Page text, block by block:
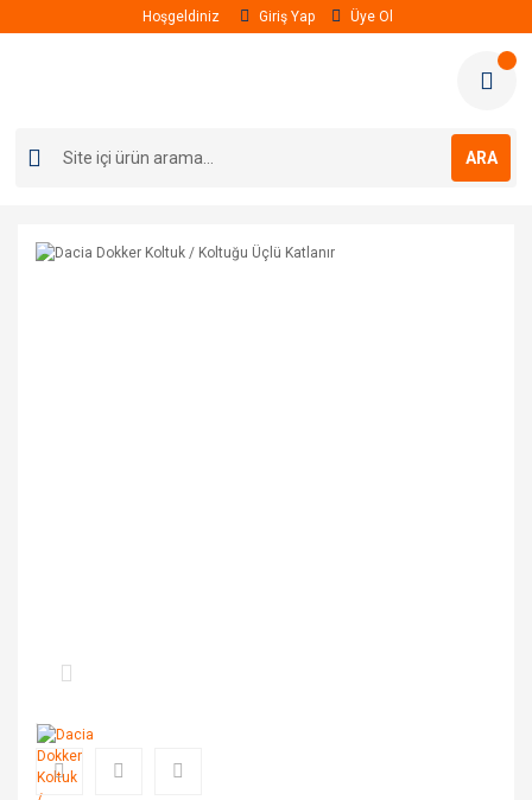
Hoşgeldiniz Giriş Yap Üye Ol
ARA